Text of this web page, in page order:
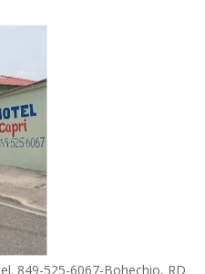
849-525-6067-Bohechio, RD